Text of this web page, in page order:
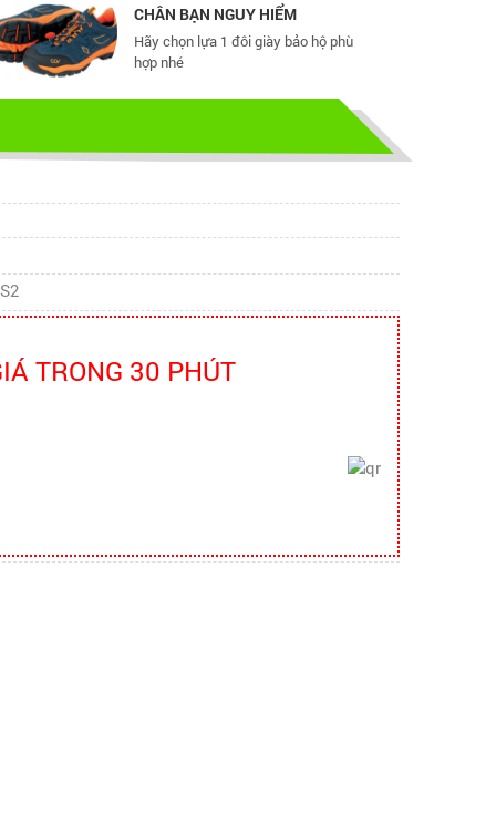
hợp nhé
TỦ ĐỰNG HÓA CHẤT CÓ LỌC HẤP
TỦ ĐỰNG HÓA CHẤT CÓ LỌC HẤP
Truyền thông viên nguồn về AT-
bao ho lao dong - Khóa tập huấn
quần áo bảo hộ - Hội nghị Mạng thông
Hướng dẫn chọn mua và sử dụng
TRONG 30 PHÚT